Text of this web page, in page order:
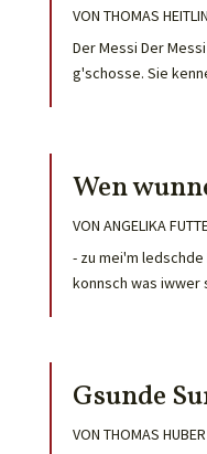
VON THOMAS
Der Messi Der
g'schosse. Sie
Wen
VON ANGELIKA
- zu mei'm ledschde
konnsch was iwwer
Gsunde
VON THOMAS HUBER